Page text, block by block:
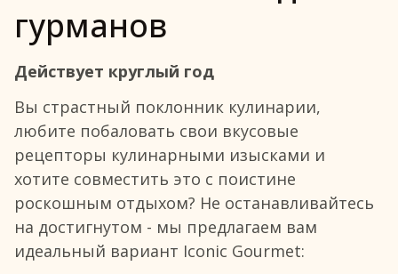
гурманов
Действует круглый год
Вы страстный поклонник кулинарии,
любите побаловать свои вкусовые
рецепторы кулинарными изысками и
хотите совместить это с поистине
роскошным отдыхом? Не останавливайтесь
на достигнутом - мы предлагаем вам
идеальный вариант Iconic Gourmet: